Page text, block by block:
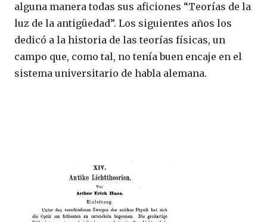
alguna manera todas sus aficiones “Teorías de la
luz de la antigüedad”. Los siguientes años los
dedicó a la historia de las teorías físicas, un
campo que, como tal, no tenía buen encaje en el
sistema universitario de habla alemana.